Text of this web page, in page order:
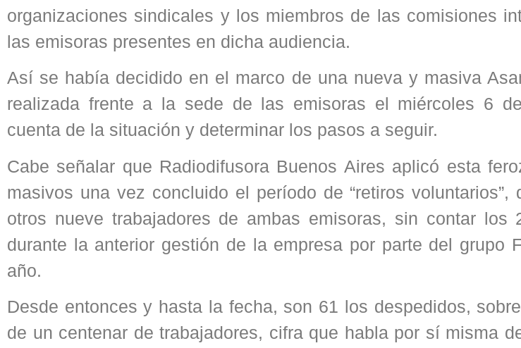
organizaciones sindicales y los miembros de las comisiones
las emisoras presentes en dicha audiencia.
Así se había decidido en el marco de una nueva y masiva
realizada frente a la sede de las emisoras el miércoles 6
cuenta de la situación y determinar los pasos a seguir.
Cabe señalar que Radiodifusora Buenos Aires aplicó esta
masivos una vez concluido el período de “retiros
otros nueve trabajadores de ambas emisoras, sin contar los
durante la anterior gestión de la empresa por parte del grupo
año.
Desde entonces y hasta la fecha, son 61 los despedidos,
de un centenar de trabajadores, cifra que habla por sí misma